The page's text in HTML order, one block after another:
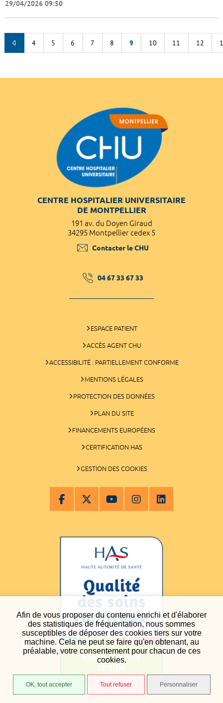
Afin de vous proposer du contenu enrichi et d'élaborer
des statistiques de fréquentation, nous sommes
susceptibles de déposer des cookies tiers sur votre
machine. Cela ne peut se faire qu'en obtenant, au
préalable, votre consentement pour chacun de ces
cookies.
OK, tout accepter Tout refuser Personnaliser
29/04/2026 09:50
4 5 6 7 8 9 10 11 12
CENTRE HOSPITALIER UNIVERSITAIRE
DE MONTPELLIER
191 av. du Doyen Giraud
34295 Montpellier cedex 5
Contacter le CHU
04 67 33 67 33
ESPACE PATIENT
ACCÈS AGENT CHU
ACCESSIBILITÉ : PARTIELLEMENT CONFORME
MENTIONS LÉGALES
PROTECTION DES DONNÉES
PLAN DU SITE
FINANCEMENTS EUROPÉENS
CERTIFICATION HAS
GESTION DES COOKIES